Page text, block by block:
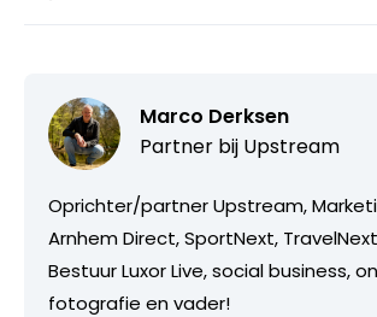
Marco Derksen
Partner bij Upstream
Oprichter/partner Upstream,
Arnhem Direct, SportNext,
Bestuur Luxor Live, social business,
fotografie en vader!